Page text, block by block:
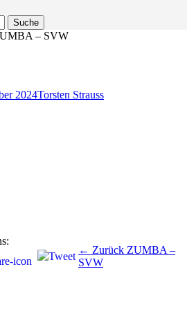
– SVW
2024Autor
Torsten Strauss
← Zurück ZUMBA –
SVW